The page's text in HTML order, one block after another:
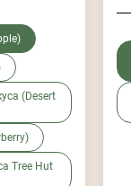
(Desert
Tree Hut